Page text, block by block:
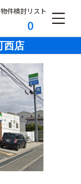
件検討リスト
0
西店